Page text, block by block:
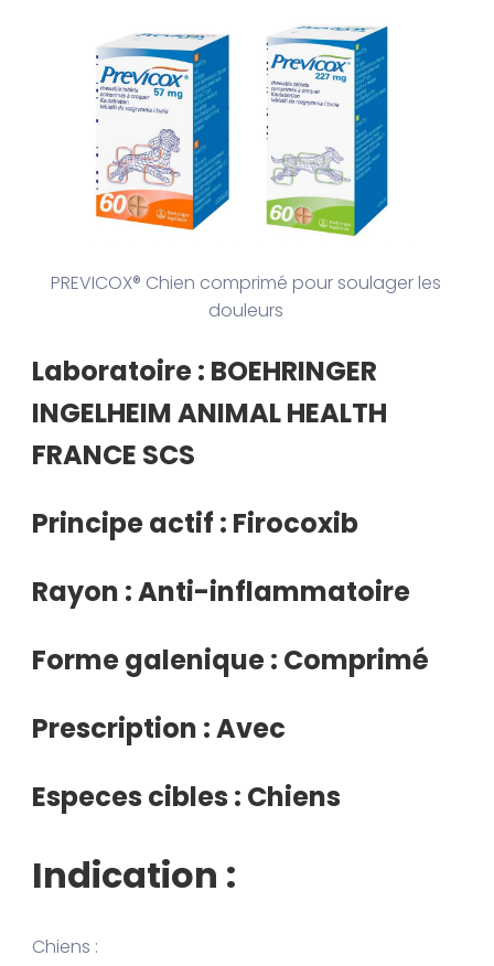
PREVICOX® Chien comprimé pour soulager les
douleurs
Laboratoire : BOEHRINGER
INGELHEIM ANIMAL HEALTH
FRANCE SCS
Principe actif : Firocoxib
Rayon : Anti-inflammatoire
Forme galenique : Comprimé
Prescription : Avec
Especes cibles : Chiens
Indication :
Chiens :